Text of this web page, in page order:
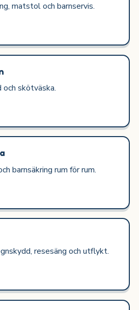
matstol och barnservis.
och skötväska.
barnsäkring rum för rum.
resesäng och utflykt.